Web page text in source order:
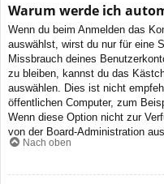
Warum werde ich
Wenn du beim Anmelden das
auswählst, wirst du nur für eine
Missbrauch deines
zu bleiben, kannst du das
auswählen. Dies ist nicht
öffentlichen Computer, zum
Wenn diese Option nicht zur
von der Board-Administration
Nach oben